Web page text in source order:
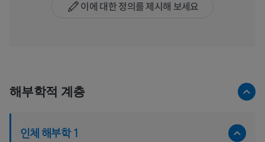
이에 대한 정의를 제시해 보세요
해부학적 계층
인체 해부학 1